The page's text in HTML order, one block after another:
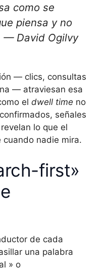
como se
piensa y no
— David Ogilvy
— clics, consultas
— atraviesan esa
el dwell time no
señales
lo que el
cuando nadie mira.
first»
de cada
una palabra
» o